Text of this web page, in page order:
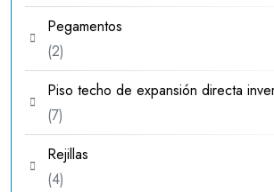
productos
Pegamentos
22
productos
Piso techo de expansión directa
77
productos
Rejillas
44